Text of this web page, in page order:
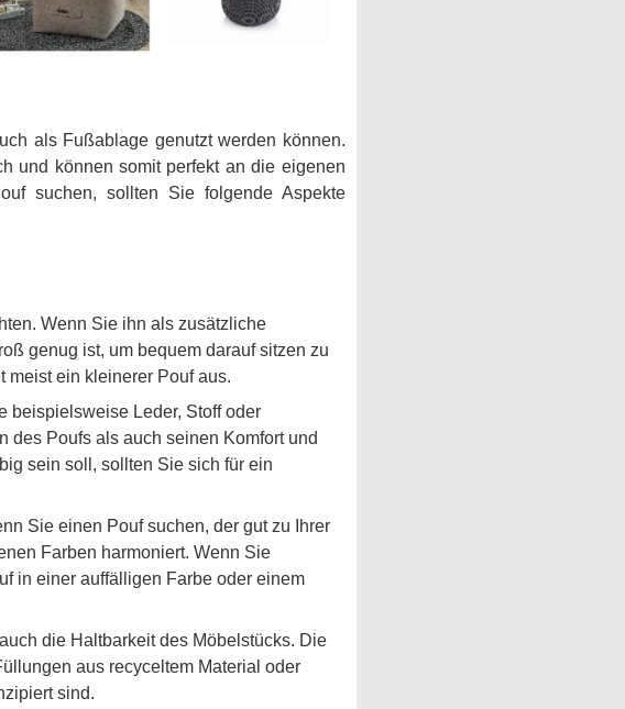
als Fußablage genutzt werden können.
und können somit perfekt an die eigenen
suchen, sollten Sie folgende Aspekte
Wenn Sie ihn als zusätzliche
genug ist, um bequem darauf sitzen zu
meist ein kleinerer Pouf aus.
beispielsweise Leder, Stoff oder
des Poufs als auch seinen Komfort und
sein soll, sollten Sie sich für ein
Sie einen Pouf suchen, der gut zu Ihrer
Farben harmoniert. Wenn Sie
in einer auffälligen Farbe oder einem
die Haltbarkeit des Möbelstücks. Die
aus recyceltem Material oder
sind.